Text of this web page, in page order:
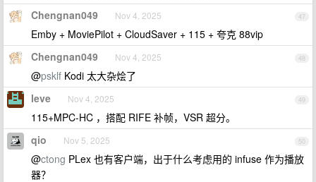
47
Chengnan049 Nov 4, 2025
Emby + MoviePilot + CloudSaver + 115 + 夸克 88vip
48
Chengnan049 Nov 4, 2025
@psklf Kodi 太大杂烩了
49
leve Nov 4, 2025
115+MPC-HC ，搭配 RIFE 补帧，VSR 超分。
50
qio Nov 5, 2025
@ctong PLex 也有客户端，出于什么考虑用的 infuse 作为播放
器？